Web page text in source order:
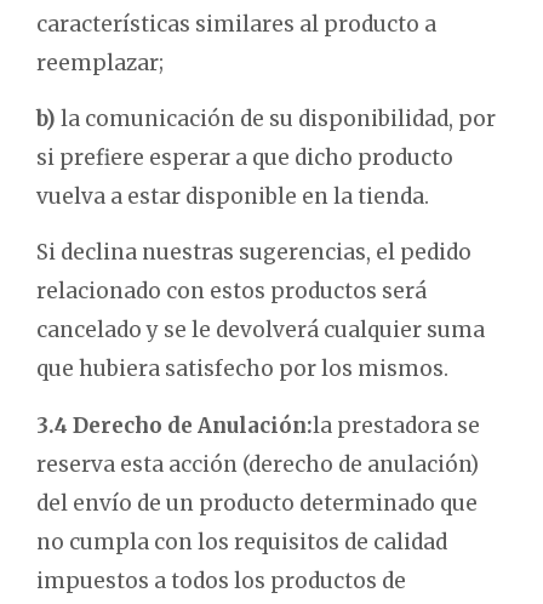
características similares al producto a
reemplazar;
b) la comunicación de su disponibilidad, por
si prefiere esperar a que dicho producto
vuelva a estar disponible en la tienda.
Si declina nuestras sugerencias, el pedido
relacionado con estos productos será
cancelado y se le devolverá cualquier suma
que hubiera satisfecho por los mismos.
3.4 Derecho de Anulación:la prestadora se
reserva esta acción (derecho de anulación)
del envío de un producto determinado que
no cumpla con los requisitos de calidad
impuestos a todos los productos de